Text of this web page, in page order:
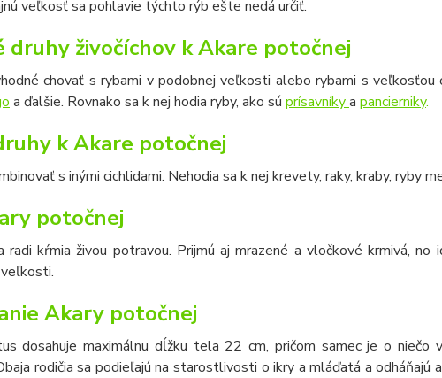
veľkosť sa pohlavie týchto rýb ešte nedá určiť.
druhy živočíchov k Akare potočnej
chovať s rybami v podobnej veľkosti alebo rybami s
a ďalšie. Rovnako sa k nej hodia ryby, ako sú prísavníkya pancierniky.
k Akare potočnej
s inými cichlidami. Nehodia sa k nej krevety, raky, kraby, ryby
potočnej
radi kŕmia živou potravou. Prijmú aj mrazené a vločkové krmivá, no
Akary potočnej
dosahuje maximálnu dĺžku tela 22 cm, pričom samec je o niečo
rodičia sa podieľajú na starostlivosti o ikry a mláďatá a